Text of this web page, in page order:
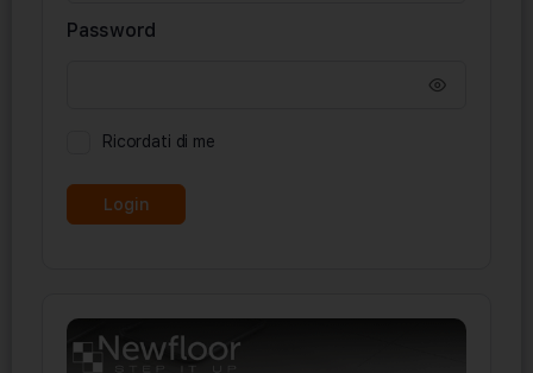
Password
Ricordati di me